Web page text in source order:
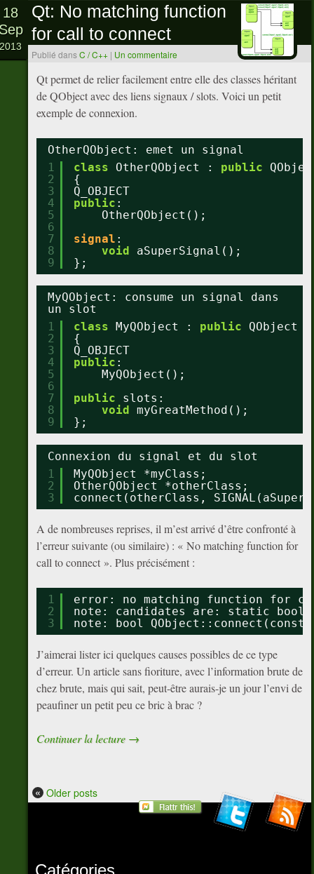
Qt: No matching function
for call to connect
Publié dansC / C++ | Un commentaire
18
2013
Qt permet de relier facilement entre elle des classes héritant
de QObject avec des liens signaux / slots. Voici un petit
exemple de connexion.
OtherQObject: emet un signal
1
2
3
4
5
6
7
8
9
class OtherQObject : public
{
Q_OBJECT
public :
OtherQObject();
signal :
void
aSuperSignal();
};
MyQObject: consume un signal dans
un slot
1
2
3
4
5
6
7
8
9
class MyQObject : public
QObject
{
Q_OBJECT
public :
MyQObject();
public
slots:
void myGreatMethod();
};
Connexion du signal et du slot
1
2
3
MyQObject *myClass;
OtherQObject *otherClass;
connect(otherClass,
A de nombreuses reprises, il m’est arrivé d’être confronté à
l’erreur suivante (ou similaire) : « No matching function for
call to connect ». Plus précisément :
1
2
3
error: no matching function for
note: candidates are: static bool
note: bool
J’aimerai lister ici quelques causes possibles de ce type
d’erreur. Un article sans fioriture, avec l’information brute de
chez brute, mais qui sait, peut-être aurais-je un jour l’envi de
peaufiner un petit peu ce bric à brac ?
Continuer la lecture →
« Older posts
Catégories